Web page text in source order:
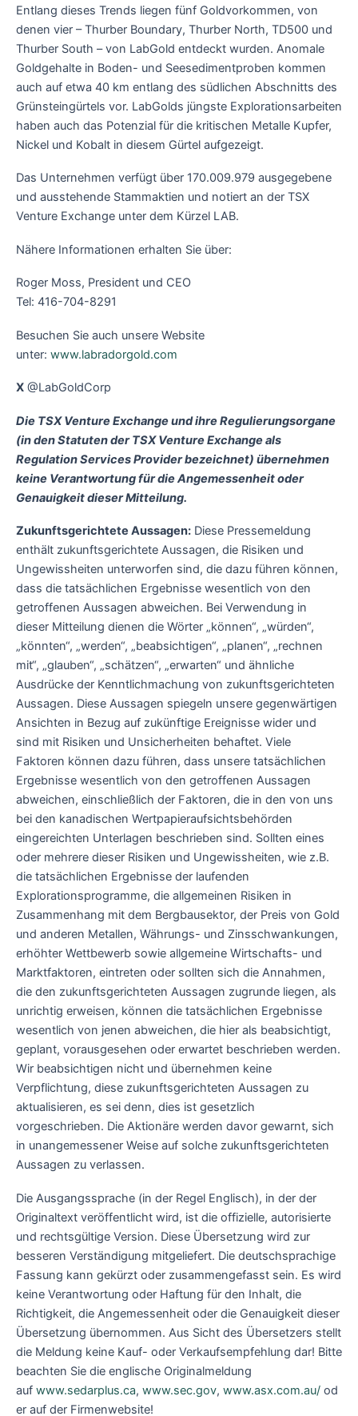
Entlang dieses Trends liegen fünf Goldvorkommen, von
denen vier – Thurber Boundary, Thurber North, TD500 und
Thurber South – von LabGold entdeckt wurden. Anomale
Goldgehalte in Boden- und Seesedimentproben kommen
auch auf etwa 40 km entlang des südlichen Abschnitts des
Grünsteingürtels vor. LabGolds jüngste Explorationsarbeiten
haben auch das Potenzial für die kritischen Metalle Kupfer,
Nickel und Kobalt in diesem Gürtel aufgezeigt.
Das Unternehmen verfügt über 170.009.979 ausgegebene
und ausstehende Stammaktien und notiert an der TSX
Venture Exchange unter dem Kürzel LAB.
Nähere Informationen erhalten Sie über:
Roger Moss, President und CEO
Tel: 416-704-8291
Besuchen Sie auch unsere Website
unter: www.labradorgold.com
X @LabGoldCorp
Die TSX Venture Exchange und ihre Regulierungsorgane
(in den Statuten der TSX Venture Exchange als
Regulation Services Provider bezeichnet) übernehmen
keine Verantwortung für die Angemessenheit oder
Genauigkeit dieser Mitteilung.
Zukunftsgerichtete Aussagen: Diese Pressemeldung
enthält zukunftsgerichtete Aussagen, die Risiken und
Ungewissheiten unterworfen sind, die dazu führen können,
dass die tatsächlichen Ergebnisse wesentlich von den
getroffenen Aussagen abweichen. Bei Verwendung in
dieser Mitteilung dienen die Wörter „können“, „würden“,
„könnten“, „werden“, „beabsichtigen“, „planen“, „rechnen
mit“, „glauben“, „schätzen“, „erwarten“ und ähnliche
Ausdrücke der Kenntlichmachung von zukunftsgerichteten
Aussagen. Diese Aussagen spiegeln unsere gegenwärtigen
Ansichten in Bezug auf zukünftige Ereignisse wider und
sind mit Risiken und Unsicherheiten behaftet. Viele
Faktoren können dazu führen, dass unsere tatsächlichen
Ergebnisse wesentlich von den getroffenen Aussagen
abweichen, einschließlich der Faktoren, die in den von uns
bei den kanadischen Wertpapieraufsichtsbehörden
eingereichten Unterlagen beschrieben sind. Sollten eines
oder mehrere dieser Risiken und Ungewissheiten, wie z.B.
die tatsächlichen Ergebnisse der laufenden
Explorationsprogramme, die allgemeinen Risiken in
Zusammenhang mit dem Bergbausektor, der Preis von Gold
und anderen Metallen, Währungs- und Zinsschwankungen,
erhöhter Wettbewerb sowie allgemeine Wirtschafts- und
Marktfaktoren, eintreten oder sollten sich die Annahmen,
die den zukunftsgerichteten Aussagen zugrunde liegen, als
unrichtig erweisen, können die tatsächlichen Ergebnisse
wesentlich von jenen abweichen, die hier als beabsichtigt,
geplant, vorausgesehen oder erwartet beschrieben werden.
Wir beabsichtigen nicht und übernehmen keine
Verpflichtung, diese zukunftsgerichteten Aussagen zu
aktualisieren, es sei denn, dies ist gesetzlich
vorgeschrieben. Die Aktionäre werden davor gewarnt, sich
in unangemessener Weise auf solche zukunftsgerichteten
Aussagen zu verlassen.
Die Ausgangssprache (in der Regel Englisch), in der der
Originaltext veröffentlicht wird, ist die offizielle, autorisierte
und rechtsgültige Version. Diese Übersetzung wird zur
besseren Verständigung mitgeliefert. Die deutschsprachige
Fassung kann gekürzt oder zusammengefasst sein. Es wird
keine Verantwortung oder Haftung für den Inhalt, die
Richtigkeit, die Angemessenheit oder die Genauigkeit dieser
Übersetzung übernommen. Aus Sicht des Übersetzers stellt
die Meldung keine Kauf- oder Verkaufsempfehlung dar! Bitte
beachten Sie die englische Originalmeldung
auf www.sedarplus.ca, www.sec.gov, www.asx.com.au/ od
er auf der Firmenwebsite!